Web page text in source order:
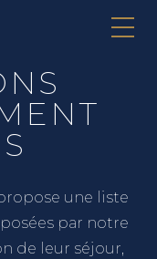
une liste
par notre
de leur séjour,